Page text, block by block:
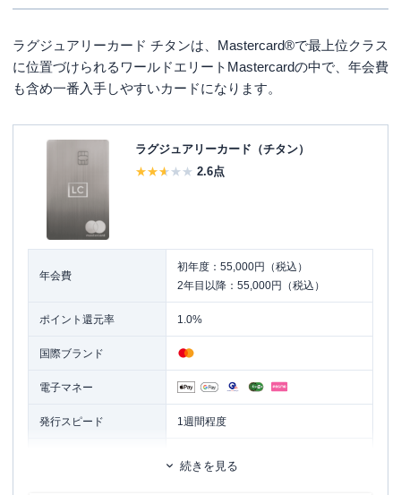
ラグジュアリーカード チタンは、Mastercard®で最上位クラス
に位置づけられるワールドエリートMastercardの中で、年会費
も含め一番入手しやすいカードになります。
ラグジュアリーカード（チタン）
2.6点
年会費
初年度：55,000円（税込）
2年目以降：55,000円（税込）
ポイント還元率 1.0%
国際ブランド
電子マネー
発行スピード 1週間程度
家族カード
続きを見る